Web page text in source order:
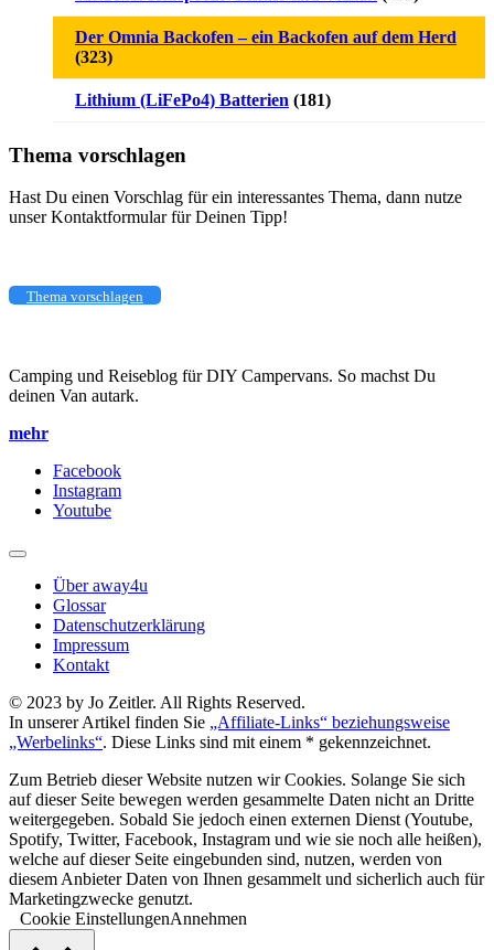
Der Omnia Backofen – ein Backofen auf dem Herd
(323)
Lithium (LiFePo4) Batterien (181)
Thema vorschlagen
Hast Du einen Vorschlag für ein interessantes Thema, dann nutze
unser Kontaktformular für Deinen Tipp!
Thema vorschlagen
Camping und Reiseblog für DIY Campervans. So machst Du
deinen Van autark.
mehr
Facebook
Instagram
Youtube
Über away4u
Glossar
Datenschutzerklärung
Impressum
Kontakt
© 2023 by Jo Zeitler. All Rights Reserved.
In unserer Artikel finden Sie „Affiliate-Links“ beziehungsweise
„Werbelinks“. Diese Links sind mit einem * gekennzeichnet.
Zum Betrieb dieser Website nutzen wir Cookies. Solange Sie sich
auf dieser Seite bewegen werden gesammelte Daten nicht an Dritte
weitergegeben. Sobald Sie jedoch einen externen Dienst (Youtube,
Spotify, Twitter, Facebook, Instagram und wie sie noch alle heißen),
welche auf dieser Seite eingebunden sind, nutzen, werden von
diesem Anbieter Daten von Ihnen gesammelt und sicherlich auch für
Marketingzwecke genutzt.
Cookie EinstellungenAnnehmen